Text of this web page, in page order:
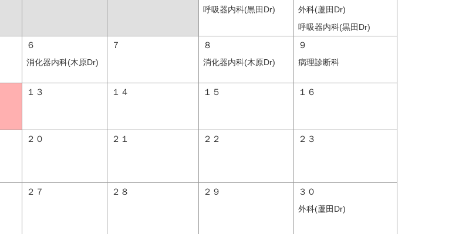
呼吸器内科(黒田Dr)
外科(蘆田Dr)
呼吸器内科(黒田Dr)
６
消化器内科(木原Dr)
７ ８
消化器内科(木原Dr)
９
病理診断科
１３ １４ １５ １６
２０ ２１ ２２ ２３
２７ ２８ ２９ ３０
外科(蘆田Dr)